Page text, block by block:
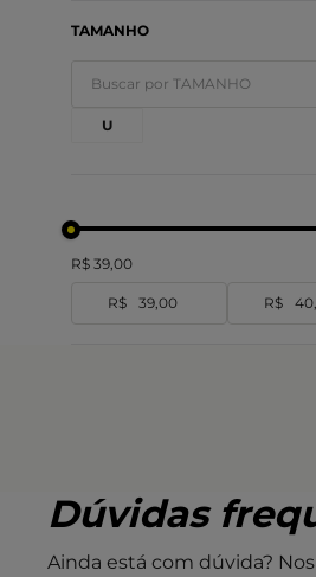
TAMANHO
U
R$ R$
R$ 39,00
Dúvidas
Ainda está com dúvida?